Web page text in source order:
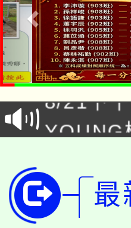
「本色
場熱烈
8/21下
徵才活
YOUNG
開!
115年桃
田徑場及
桃園市
最